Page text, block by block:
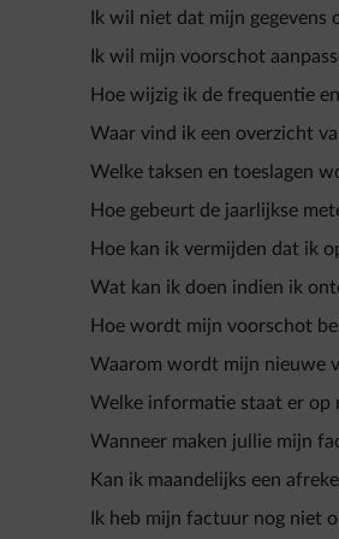
Ik wil niet dat mijn
Ik wil mijn voorschot
Hoe wijzig ik de frequentie
Waar vind ik een overzicht
Welke taksen en toeslagen
Hoe gebeurt de jaarlijkse
Hoe kan ik vermijden dat ik
Wat kan ik doen indien ik
Hoe wordt mijn voorschot
Waarom wordt mijn nieuwe
Welke informatie staat er op
Wanneer maken jullie mijn
Kan ik maandelijks een
Ik heb mijn factuur nog niet